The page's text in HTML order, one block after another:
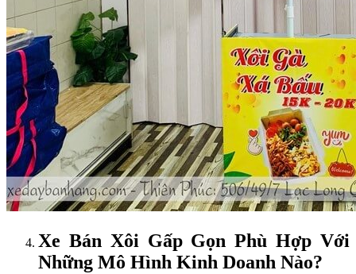
Xe Bán Xôi Gấp Gọn Phù Hợp Với
Những Mô Hình Kinh Doanh Nào?